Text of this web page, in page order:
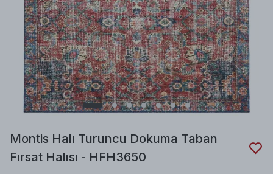
Montis Halı Turuncu Dokuma Taban
Fırsat Halısı - HFH3650